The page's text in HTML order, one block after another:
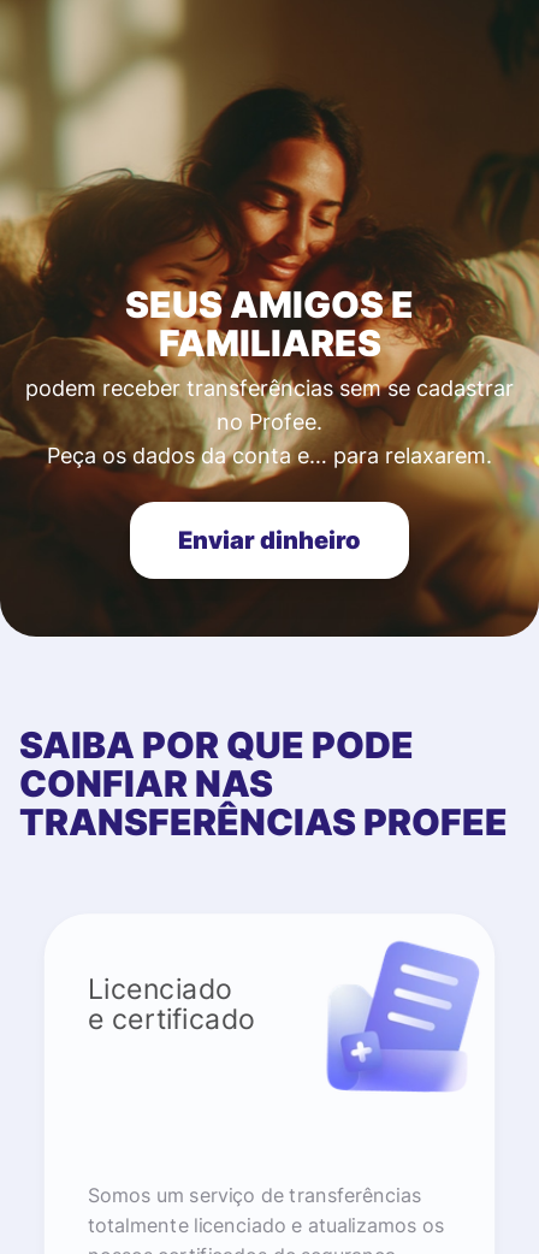
SEUS AMIGOS E
FAMILIARES
podem receber transferências sem se cadastrar
no Profee.
Peça os dados da conta e… para relaxarem.
Enviar dinheiro
SAIBA POR QUE PODE
CONFIAR NAS
TRANSFERÊNCIAS PROFEE
Licenciado
e certificado
Somos um serviço de transferências
totalmente licenciado e atualizamos os